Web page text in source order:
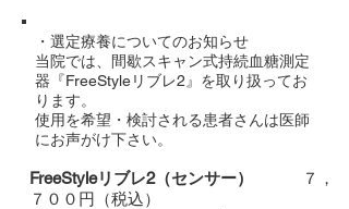
・選定療養についてのお知らせ
当院では、間歇スキャン式持続血糖測定
器『FreeStyleリブレ2』を取り扱ってお
ります。
使用を希望・検討される患者さんは医師
にお声がけ下さい。
FreeStyleリブレ2（センサー）
７，
７００円（税込）